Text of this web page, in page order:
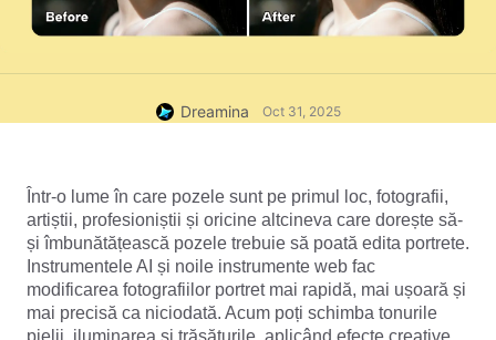
Dreamina Oct 31, 2025
Într-o lume în care pozele sunt pe primul loc, fotografii,
artiștii, profesioniștii și oricine altcineva care dorește să-
și îmbunătățească pozele trebuie să poată edita portrete.
Instrumentele AI și noile instrumente web fac
modificarea fotografiilor portret mai rapidă, mai ușoară și
mai precisă ca niciodată. Acum poți schimba tonurile
pielii, iluminarea și trăsăturile, aplicând efecte creative,